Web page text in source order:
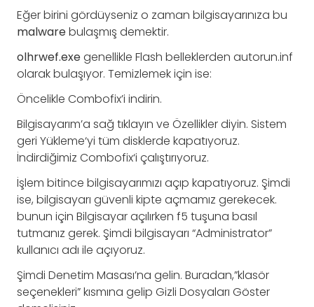
Eğer birini gördüyseniz o zaman bilgisayarınıza bu
malwarebulaşmış demektir.
olhrwef.exegenellikle Flash belleklerden autorun.inf
olarak bulaşıyor. Temizlemek için ise:
Öncelikle Combofix’i indirin.
Bilgisayarım’a sağ tıklayın ve Özellikler diyin. Sistem
geri Yükleme‘yi tüm disklerde kapatıyoruz.
İndirdiğimiz Combofix‘i çalıştırıyoruz.
İşlem bitince bilgisayarımızı açıp kapatıyoruz. Şimdi
ise, bilgisayarı güvenli kipte açmamız gerekecek.
bunun için Bilgisayar açılırken f5 tuşuna basıl
tutmanız gerek. Şimdi bilgisayarı “Administrator”
kullanıcı adı ile açıyoruz.
Şimdi Denetim Masası’na gelin. Buradan,”klasör
seçenekleri” kısmına gelip Gizli Dosyaları Göster